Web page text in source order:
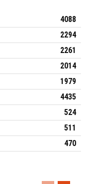
4088
2294
2261
2014
1979
4435
524
511
470